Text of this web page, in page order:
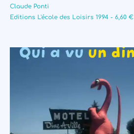
Claude Ponti
Editions L'école des Loisirs 1994 - 6,60 €